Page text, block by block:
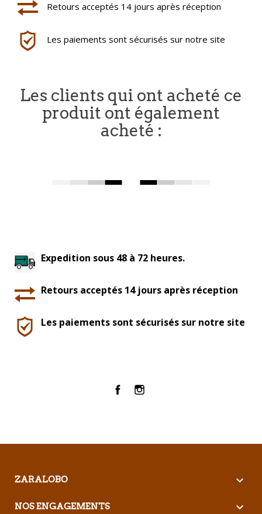
Retours acceptés 14 jours après réception
Les paiements sont sécurisés sur notre site
Les clients qui ont acheté ce
produit ont également
acheté :
Expedition sous 48 à 72 heures.
Retours acceptés 14 jours après réception
Les paiements sont sécurisés sur notre site
FacebookInstagram
ZARALOBO 
NOS ENGAGEMENTS 